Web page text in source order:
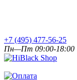
+7 (495) 477-56-25
Пн—Пт 09:00-18:00